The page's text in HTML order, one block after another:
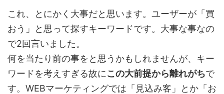
これ、とにかく大事だと思います。ユーザーが「買
おう」と思って探すキーワードです。大事な事なの
で2回言いました。
何を当たり前の事をと思うかもしれませんが、キー
ワードを考えすぎる故にこの大前提から離れがちで
す。WEBマーケティングでは「見込み客」とか「お